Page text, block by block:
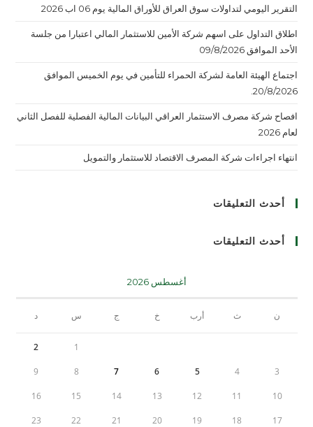
التقرير اليومي لتداولات سوق العراق للأوراق المالية يوم 06 اب 2026
اطلاق التداول على اسهم شركة الأمين للاستثمار المالي اعتبارا من جلسة
الأحد الموافق 09/8/2026
اجتماع الهيئة العامة لشركة الحمراء للتأمين في يوم الخميس الموافق
20/8/2026.
افصاح شركة مصرف الاستثمار العراقي البيانات المالية الفصلية للفصل الثاني
لعام 2026
انتهاء اجراءات شركة المصرف الاقتصاد للاستثمار والتمويل
أحدث التعليقات
أحدث التعليقات
أغسطس 2026
ن ث أرب خ ج س د
1
2
3
4
5
6
7
8
9
10
11
12
13
14
15
16
17
18
19
20
21
22
23